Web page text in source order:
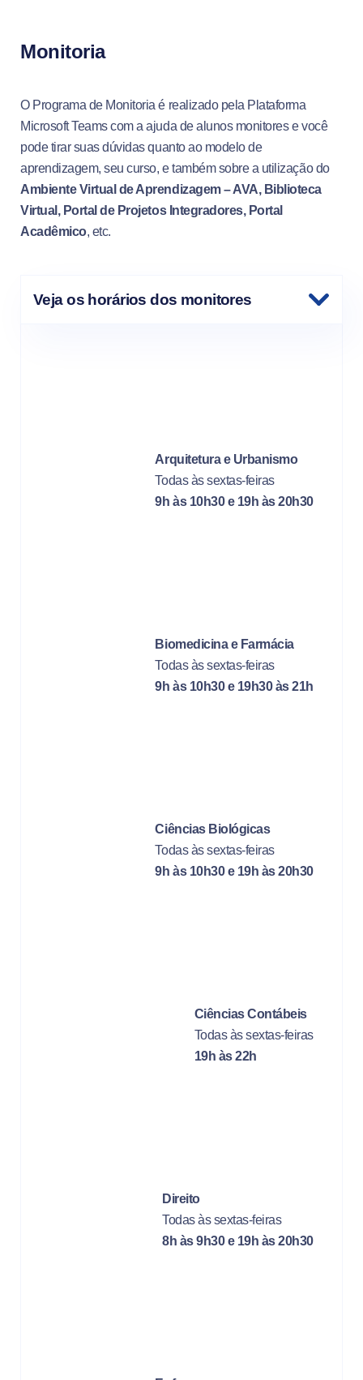
Monitoria
O Programa de Monitoria é realizado pela Plataforma
Microsoft Teams com a ajuda de alunos monitores e você
pode tirar suas dúvidas quanto ao modelo de
aprendizagem, seu curso, e também sobre a utilização do
Ambiente Virtual de Aprendizagem – AVA, Biblioteca
Virtual, Portal de Projetos Integradores, Portal
Acadêmico, etc.
Veja os horários dos monitores
Arquitetura e Urbanismo
Todas às sextas-feiras
9h às 10h30 e 19h às 20h30
Biomedicina e Farmácia
Todas às sextas-feiras
9h às 10h30 e 19h30 às 21h
Ciências Biológicas
Todas às sextas-feiras
9h às 10h30 e 19h às 20h30
Ciências Contábeis
Todas às sextas-feiras
19h às 22h
Direito
Todas às sextas-feiras
8h às 9h30 e 19h às 20h30